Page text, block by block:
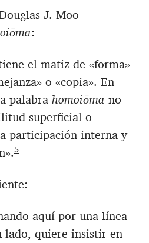
J. Moo
:
el matiz de «forma»
o «copia». En
palabra homoiōma no
superficial o
participación interna y
5
aquí por una línea
lado, quiere insistir en